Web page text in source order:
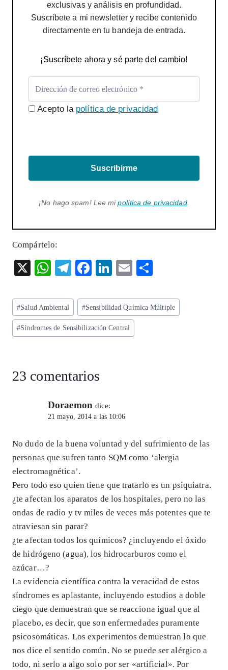
exclusivas y análisis en profundidad.
Suscríbete a mi newsletter y recibe contenido
directamente en tu bandeja de entrada.
¡Suscríbete ahora y sé parte del cambio!
Acepto la política de privacidad
Suscribirme
¡No hago spam! Lee mipolítica de privacidad.
Compártelo:
X
W
ts
A
p
T
eg
ra
m
F
eb
o
o
Li
ke
dI
n
E
ai
l
re
Etiquetas
de
la
#Salud Ambiental #Sensibilidad Química Múltiple
#Síndromes de Sensibilización Central
23 comentarios
Doraemon dice:
21 mayo, 2014 a las 10:06
No dudo de la buena voluntad y del sufrimiento de las
personas que sufren tanto SQM como ‘alergia
electromagnética’.
Pero todo eso quien tiene que tratarlo es un psiquiatra.
¿te afectan los aparatos de los hospitales, pero no las
ondas de radio y tv miles de veces más potentes que te
atraviesan sin parar?
¿te afectan todos los químicos? ¿incluyendo el óxido
de hidrógeno (agua), los hidrocarburos como el
azúcar…?
La evidencia científica contra la veracidad de estos
síndromes es aplastante, incluyendo estudios a doble
ciego que demuestran que se reacciona igual que al
placebo, es decir, que son enfermedades puramente
psicosomáticas. Los experimentos demuestran lo que
nos dice el sentido común. No se puede ser alérgico a
todo, ni serlo a algo solo por ser «artificial». Por